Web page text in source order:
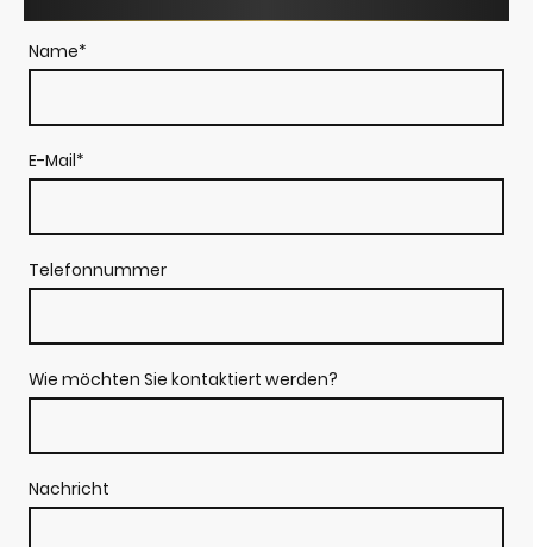
Name*
E-Mail*
Telefonnummer
Wie möchten Sie kontaktiert werden?
Nachricht